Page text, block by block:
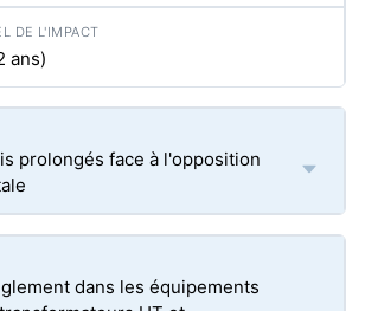
ans)
prolongés face à l'opposition
dans les équipements